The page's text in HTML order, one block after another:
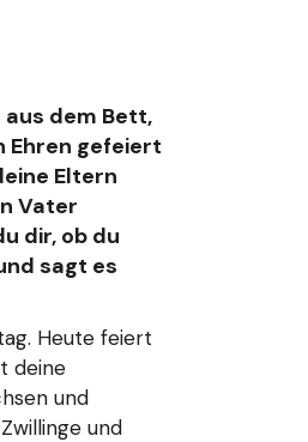
dem Bett,
Ehren gefeiert
Eltern
Vater
dir, ob du
sagt es
Heute feiert
deine
und
und